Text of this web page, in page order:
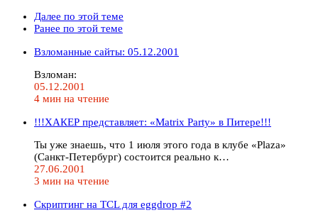
Далее по этой теме
Ранее по этой теме
Взломанные сайты: 05.12.2001
Взломан:
05.12.2001
4 мин на чтение
!!!ХАКЕР представляет: «Matrix Party» в Питере!!!
Ты уже знаешь, что 1 июля этого года в клубе «Plaza»
(Санкт-Петербург) состоится реально к…
27.06.2001
3 мин на чтение
Скриптинг на TCL для eggdrop #2